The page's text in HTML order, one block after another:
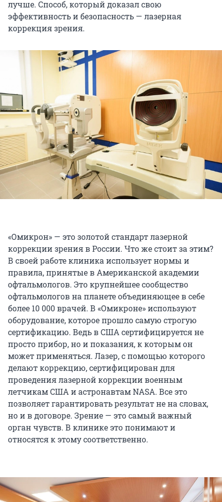
лучше. Способ, который доказал свою
эффективность и безопасность — лазерная
коррекция зрения.
«Омикрон» — это золотой стандарт лазерной
коррекции зрения в России. Что же стоит за этим?
В своей работе клиника использует нормы и
правила, принятые в Американской академии
офтальмологов. Это крупнейшее сообщество
офтальмологов на планете объединяющее в себе
более 10 000 врачей. В «Омикроне» используют
оборудование, которое прошло самую строгую
сертификацию. Ведь в США сертифицируется не
просто прибор, но и показания, к которым он
может применяться. Лазер, с помощью которого
делают коррекцию, сертифицирован для
проведения лазерной коррекции военным
летчикам США и астронавтам NASA. Все это
позволяет гарантировать результат не на словах,
но и в договоре. Зрение — это самый важный
орган чувств. В клинике это понимают и
относятся к этому соответственно.